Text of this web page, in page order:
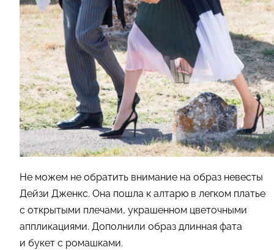
Не можем не обратить внимание на образ невесты
Дейзи Дженкс. Она пошла к алтарю в легком платье
с открытыми плечами, украшенном цветочными
аппликациями. Дополнили образ длинная фата
и букет с ромашками.